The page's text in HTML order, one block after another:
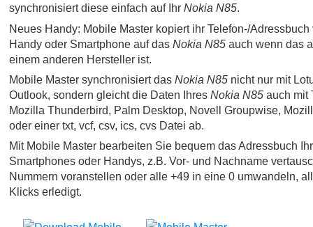
synchronisiert diese einfach auf Ihr Nokia N85.
Neues Handy: Mobile Master kopiert ihr Telefon-/Adressbuch
Handy oder Smartphone auf das Nokia N85 auch wenn das
einem anderen Hersteller ist.
Mobile Master synchronisiert das Nokia N85 nicht nur mit
Outlook, sondern gleicht die Daten Ihres Nokia N85 auch mit
Mozilla Thunderbird, Palm Desktop, Novell Groupwise,
oder einer txt, vcf, csv, ics, cvs Datei ab.
Mit Mobile Master bearbeiten Sie bequem das Adressbuch
Smartphones oder Handys, z.B. Vor- und Nachname
Nummern voranstellen oder alle +49 in eine 0 umwandeln,
Klicks erledigt.